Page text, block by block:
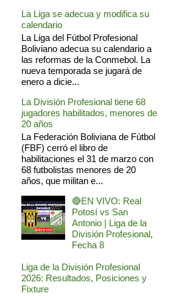
La Liga se adecua y modifica su
calendario
La Liga del Fútbol Profesional
Boliviano adecua su calendario a
las reformas de la Conmebol. La
nueva temporada se jugará de
enero a dicie...
La División Profesional tiene 68
jugadores habilitados, menores de
20 años
La Federación Boliviana de Fútbol
(FBF) cerró el libro de
habilitaciones el 31 de marzo con
68 futbolistas menores de 20
años, que militan e...
🔴EN VIVO: Real
Potosí vs San
Antonio | Liga de la
División Profesional,
Fecha 8
Liga de la División Profesional
2026: Resultados, Posiciones y
Fixture